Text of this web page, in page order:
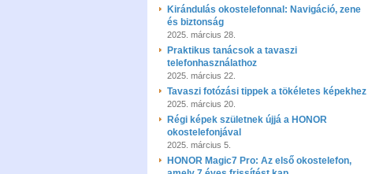
Kirándulás okostelefonnal: Navigáció, zene
és biztonság
2025. március 28.
Praktikus tanácsok a tavaszi
telefonhasználathoz
2025. március 22.
Tavaszi fotózási tippek a tökéletes képekhez
2025. március 20.
Régi képek születnek újjá a HONOR
okostelefonjával
2025. március 5.
HONOR Magic7 Pro: Az első okostelefon,